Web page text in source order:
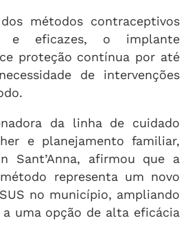
métodos contraceptivos
e eficazes, o implante
proteção contínua por até
de intervenções
da linha de cuidado
e planejamento familiar,
Sant’Anna, afirmou que a
representa um novo
no município, ampliando
uma opção de alta eficácia